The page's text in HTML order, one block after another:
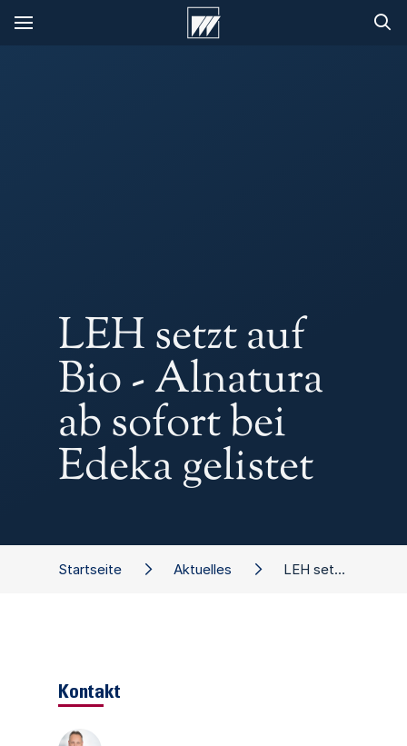
Startseite Aktuelles LEH setzt auf Bio - Alnatura ab sofort bei Edeka gelistet
Kontakt
LEH setzt auf
Bio - Alnatura
ab sofort bei
Edeka gelistet